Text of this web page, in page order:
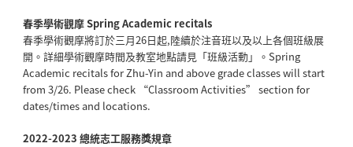
春季學術觀摩 Spring Academic recitals
春季學術觀摩將訂於三月26日起,陸續於注音班以及以上各個班級展
開。詳細學術觀摩時間及教室地點請見「班級活動」。Spring
Academic recitals for Zhu-Yin and above grade classes will start
from 3/26. Please check “Classroom Activities” section for
dates/times and locations.
2022-2023 總統志工服務獎規章